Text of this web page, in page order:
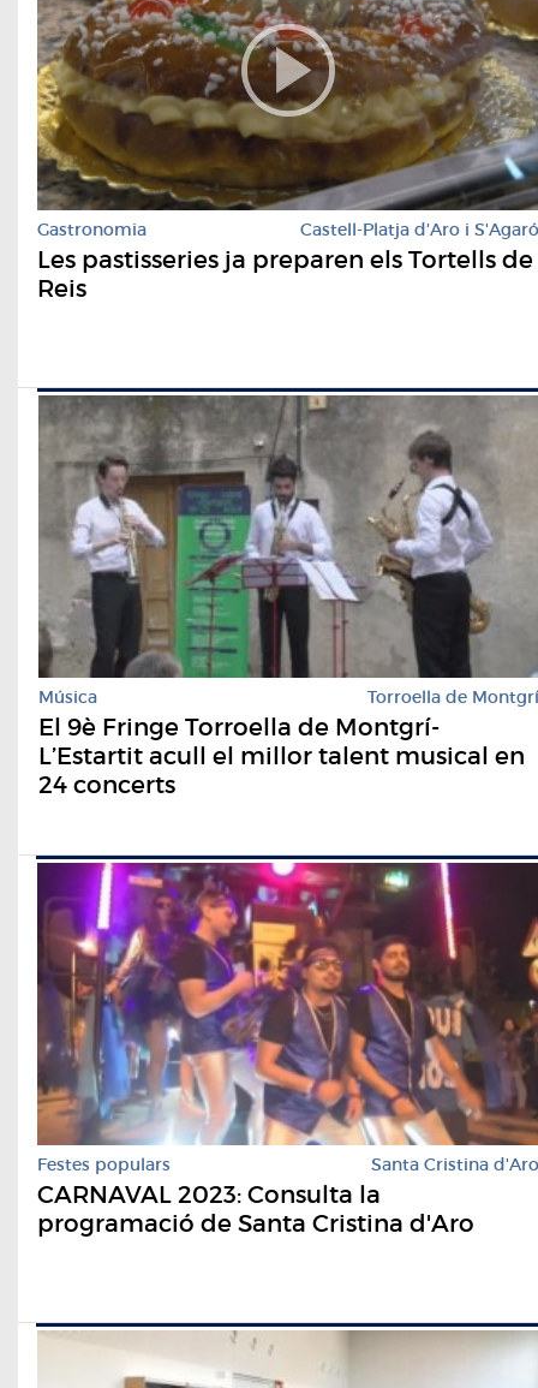
Gastronomia Castell-Platja d'Aro i S'Agaró
Les pastisseries ja preparen els Tortells de
Reis
Música Torroella de Montgrí
El 9è Fringe Torroella de Montgrí-
L’Estartit acull el millor talent musical en
24 concerts
Festes populars Santa Cristina d'Aro
CARNAVAL 2023: Consulta la
programació de Santa Cristina d'Aro